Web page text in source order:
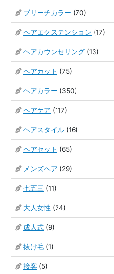
ブリーチカラー (70)
ヘアエクステンション (17)
ヘアカウンセリング (13)
ヘアカット (75)
ヘアカラー (350)
ヘアケア (117)
ヘアスタイル (16)
ヘアセット (65)
メンズヘア (29)
七五三 (11)
大人女性 (24)
成人式 (9)
抜け毛 (1)
接客 (5)